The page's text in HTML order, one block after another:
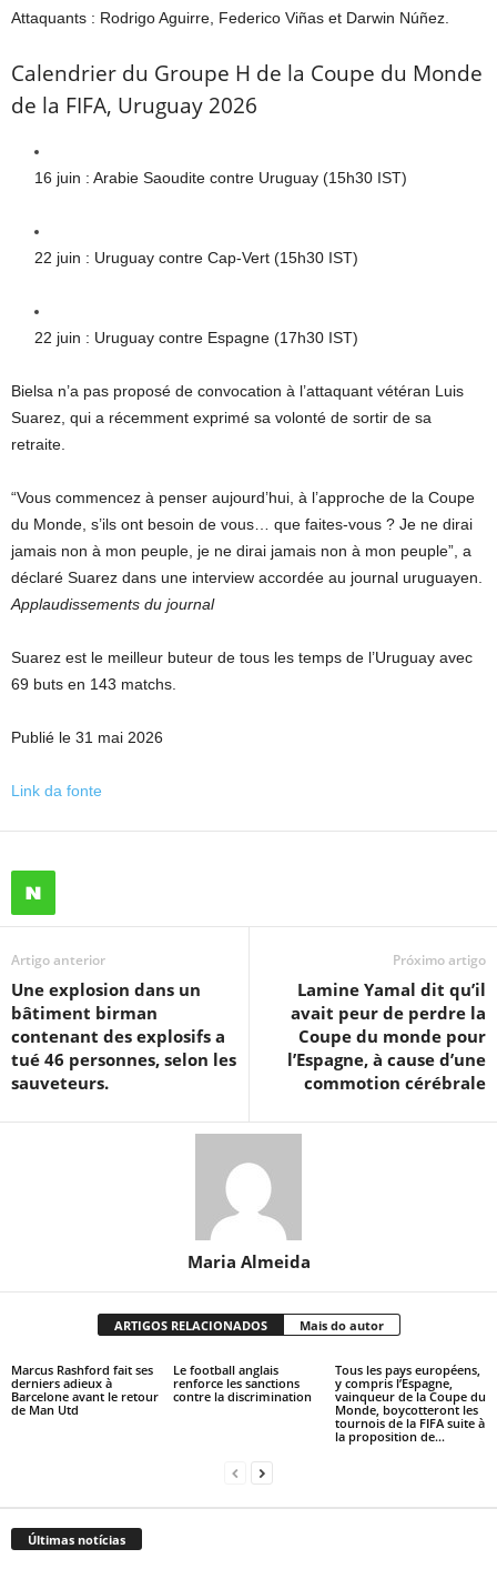
Attaquants : Rodrigo Aguirre, Federico Viñas et Darwin Núñez.
Calendrier du Groupe H de la Coupe du Monde
de la FIFA, Uruguay 2026
16 juin : Arabie Saoudite contre Uruguay (15h30 IST)
22 juin : Uruguay contre Cap-Vert (15h30 IST)
22 juin : Uruguay contre Espagne (17h30 IST)
Bielsa n’a pas proposé de convocation à l’attaquant vétéran Luis
Suarez, qui a récemment exprimé sa volonté de sortir de sa
retraite.
“Vous commencez à penser aujourd’hui, à l’approche de la Coupe
du Monde, s’ils ont besoin de vous… que faites-vous ? Je ne dirai
jamais non à mon peuple, je ne dirai jamais non à mon peuple”, a
déclaré Suarez dans une interview accordée au journal uruguayen.
Applaudissements du journal
Suarez est le meilleur buteur de tous les temps de l’Uruguay avec
69 buts en 143 matchs.
Publié le 31 mai 2026
Link da fonte
Artigo anterior
Une explosion dans un
bâtiment birman
contenant des explosifs a
tué 46 personnes, selon les
sauveteurs.
Próximo artigo
Lamine Yamal dit qu’il
avait peur de perdre la
Coupe du monde pour
l’Espagne, à cause d’une
commotion cérébrale
Maria Almeida
ARTIGOS RELACIONADOS Mais do autor
Marcus Rashford fait ses
derniers adieux à
Barcelone avant le retour
de Man Utd
Le football anglais
renforce les sanctions
contre la discrimination
Tous les pays européens,
y compris l’Espagne,
vainqueur de la Coupe du
Monde, boycotteront les
tournois de la FIFA suite à
la proposition de...
Últimas notícias